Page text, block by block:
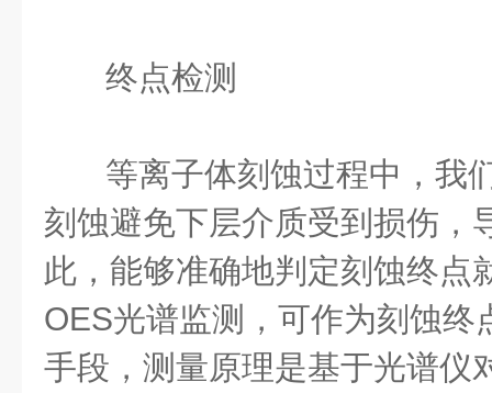
终点检测
等离子体刻蚀过程中，我
刻蚀避免下层介质受到损伤，
此，能够准确地判定刻蚀终点
OES光谱监测，可作为刻蚀终
手段，测量原理是基于光谱仪